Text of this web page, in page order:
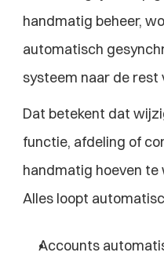
handmatig beheer,
automatisch
systeem naar de rest
Dat betekent dat
functie, afdeling of
handmatig hoeven
Alles loopt
Accounts